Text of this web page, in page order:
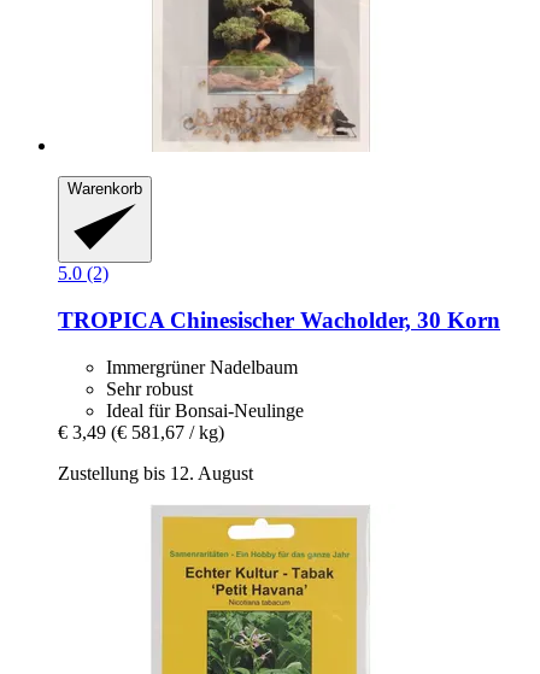
Warenkorb
5.0 (2)
TROPICA Chinesischer Wacholder, 30 Korn
Immergrüner Nadelbaum
Sehr robust
Ideal für Bonsai-Neulinge
€ 3,49 (€ 581,67 / kg)
Zustellung bis 12. August